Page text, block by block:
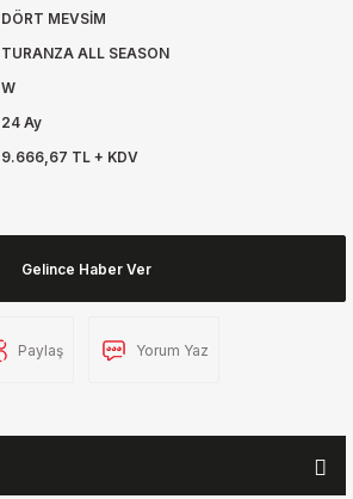
DÖRT MEVSİM
TURANZA ALL SEASON
W
24 Ay
9.666,67 TL + KDV
Gelince Haber Ver
Paylaş Yorum Yaz